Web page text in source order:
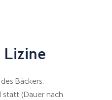
Bäckers.
statt (Dauer nach